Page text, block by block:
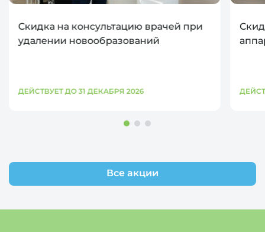
Все акции
Скидка на консультацию врачей при
удалении новообразований
ДЕЙСТВУЕТ ДО 31 ДЕКАБРЯ 2026